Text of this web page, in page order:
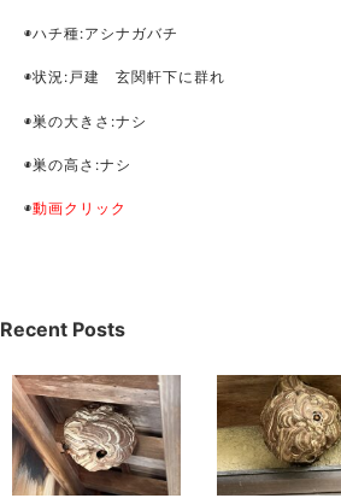
◉ハチ種:アシナガバチ
◉状況:戸建 玄関軒下に群れ
◉巣の大きさ:ナシ
◉巣の高さ:ナシ
◉動画クリック
Recent Posts